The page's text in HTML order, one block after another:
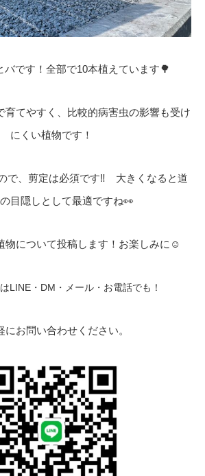
バです！全部で10本植えています🌳
育てやすく、比較的病害虫の影響も受け
にくい植物です！
で、剪定は必須です‼ 大きくなると道
目隠しとして最適ですね👀
物について投稿します！お楽しみに☺
LINE・DM・メール・お電話でも！
にお問い合わせください。